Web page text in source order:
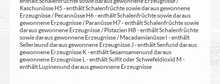
Kaschunüsse H5 - enthält Schalenfrüchte sowie daraus gewonnene
Erzeugnisse / Pecannüsse H6 - enthält Schalenfrüchte sowie daraus
gewonnene Erzeugnisse / Paranüsse H7 - enthält Schalenfrüchte sowie
daraus gewonnene Erzeugnisse / Pistazien H8 - enthält Schalenfrüchte
sowie daraus gewonnene Erzeugnisse / Macadamianüsse I - enthält
Sellerie und daraus gewonnene Erzeugnisse J - enthält Senf und daraus
gewonnene Erzeugnisse K - enthält Sesamsamen und daraus
gewonnene Erzeugnisse L - enthält Sulfit oder Schwefeldioxid M -
enthält Lupinen und daraus gewonnene Erzeugnisse